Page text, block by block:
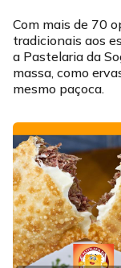
Com mais de 70
tradicionais aos
a Pastelaria da
massa, como
mesmo paçoca.